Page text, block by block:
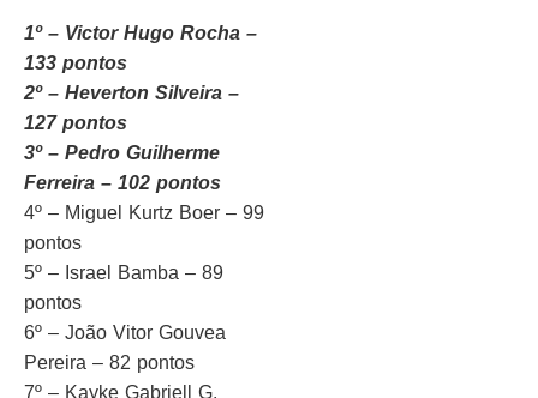
1º – Victor Hugo Rocha –
133 pontos
2º – Heverton Silveira –
127 pontos
3º – Pedro Guilherme
Ferreira – 102 pontos
4º – Miguel Kurtz Boer – 99
pontos
5º – Israel Bamba – 89
pontos
6º – João Vitor Gouvea
Pereira – 82 pontos
7º – Kayke Gabriell G.